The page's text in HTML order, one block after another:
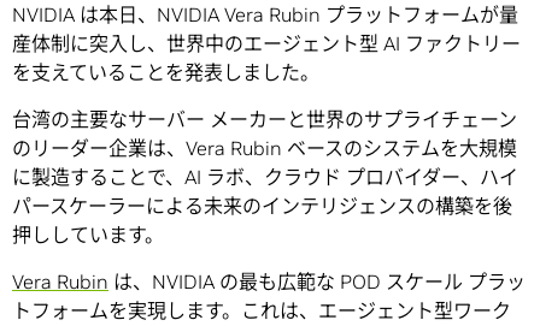
NVIDIA は本日、NVIDIA Vera Rubin プラットフォームが量
産体制に突入し、世界中のエージェント型 AI ファクトリー
を支えていることを発表しました。
台湾の主要なサーバー メーカーと世界のサプライチェーン
のリーダー企業は、Vera Rubin ベースのシステムを大規模
に製造することで、AI ラボ、クラウド プロバイダー、ハイ
パースケーラーによる未来のインテリジェンスの構築を後
押ししています。
Vera Rubin は、NVIDIA の最も広範な POD スケール プラッ
トフォームを実現します。これは、エージェント型ワーク